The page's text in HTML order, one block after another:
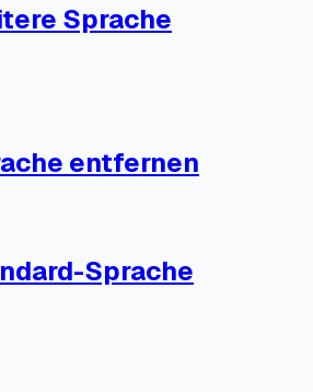
Sprache
entfernen
Sprache